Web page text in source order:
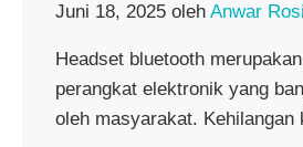
Juni 18, 2025 oleh Anwar
Headset bluetooth
perangkat elektronik yang
oleh masyarakat. Kehilangan